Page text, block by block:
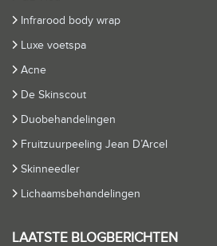
Infrarood body wrap
Luxe voetspa
Acne
De Skinscout
Duobehandelingen
Fruitzuurpeeling Jean D’Arcel
Skinneedler
Lichaamsbehandelingen
LAATSTE BLOGBERICHTEN